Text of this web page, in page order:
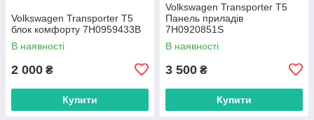
Volkswagen Transporter T5
блок комфорту 7H0959433B
В наявності
2 000 ₴
Купити
Volkswagen Transporter T5
Панель приладів
7H0920851S
В наявності
3 500 ₴
Купити